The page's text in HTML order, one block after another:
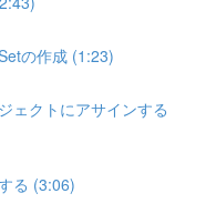
の作成 (1:23)
ェクトにアサインする
る (3:06)